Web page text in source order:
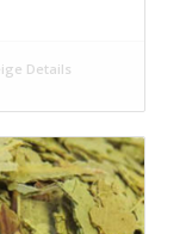
Details